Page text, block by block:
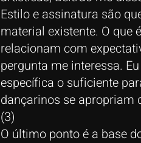
Estilo e assinatura são
material existente. O que
relacionam com
pergunta me interessa.
específica o suficiente
dançarinos se apropriam
(3)
O último ponto é a base